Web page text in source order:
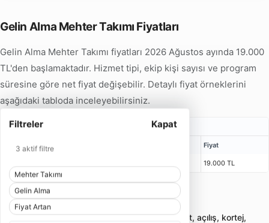
Filtreler Kapat
3 aktif filtre
Mehter Takımı
Gelin Alma
Fiyat Artan
Gelin Alma Mehter Takımı Fiyatları
Gelin Alma Mehter Takımı fiyatları 2026 Ağustos ayında 19.000
TL'den başlamaktadır. Hizmet tipi, ekip kişi sayısı ve program
süresine göre net fiyat değişebilir. Detaylı fiyat örneklerini
aşağıdaki tabloda inceleyebilirsiniz.
Gelin Alma Mehter Takımı Fiyatları
Fiyat
19.000 TL
Gelin Alma Mehter Takımı
Mehter takımı kiralama; düğün, sünnet, açılış, kortej,